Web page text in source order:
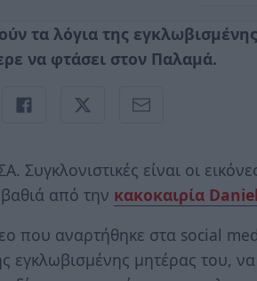
τα λόγια της
να φτάσει στον Παλαμά.
Συγκλονιστικές είναι οι
από την κακοκαιρία Daniel
που αναρτήθηκε στα social
εγκλωβισμένης μητέρας του,